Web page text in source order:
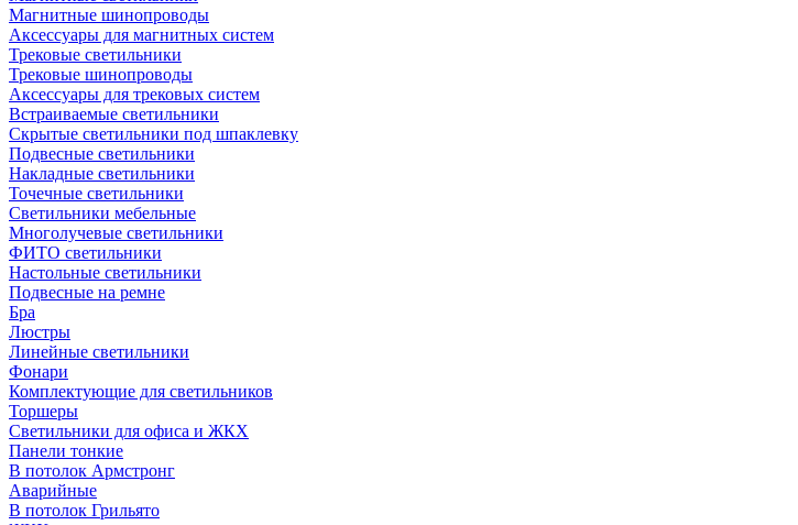
Магнитные шинопроводы
Аксессуары для магнитных систем
Трековые светильники
Трековые шинопроводы
Аксессуары для трековых систем
Встраиваемые светильники
Скрытые светильники под шпаклевку
Подвесные светильники
Накладные светильники
Точечные светильники
Светильники мебельные
Многолучевые светильники
ФИТО светильники
Настольные светильники
Подвесные на ремне
Бра
Люстры
Линейные светильники
Фонари
Комплектующие для светильников
Торшеры
Светильники для офиса и ЖКХ
Панели тонкие
В потолок Армстронг
Аварийные
В потолок Грильято